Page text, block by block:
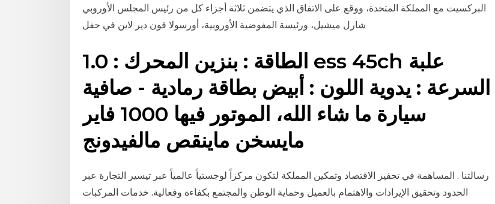
البركسيت مع المملكة المتحدة، ووقع على الاتفاق الذي يتضمن ثلاثة أجزاء كل من رئيس المجلس الأوروبي
شارل ميشيل، ورئيسة المفوضية الأوروبية، أورسولا فون دير لاين في حفل
الطاقة : بنزين المحرك : 1.0 ess 45ch علبة
السرعة : يدوية اللون : أبيض بطاقة رمادية - صافية
سيارة ما شاء الله، الموتور فيها 1000 فاير
رسالتنا . المساهمة في تحفيز الاقتصاد وتمكين المملكة لتكون مركزاً لوجستياً عالمياً عبر تيسير التجارة عبر
الحدود وتحقيق الإيرادات والاهتمام بالعميل وحماية الوطن والمجتمع بكفاءة وفعالية. خدمات المركبات